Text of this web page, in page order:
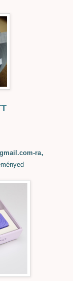
ra,